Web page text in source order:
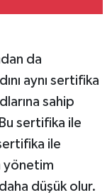
da
aynı sertifika
sahip
sertifika ile
ile
yönetim
düşük olur.